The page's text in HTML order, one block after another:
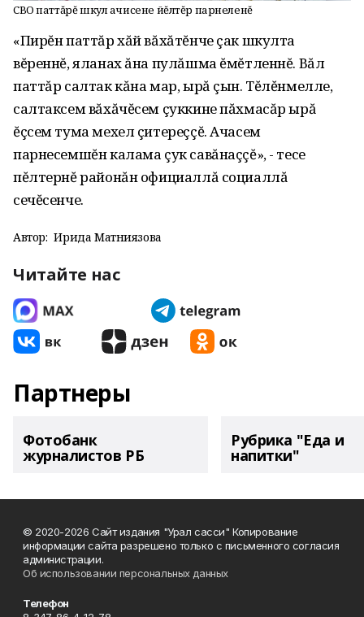
СВО паттăрĕ шкул ачисене йĕлтĕр парнеленĕ
«Пирĕн паттăр хăй вăхăтĕнче çак шкулта
вĕреннĕ, яланах ăна пулăшма ĕмĕтленнĕ. Вăл
паттăр салтак кăна мар, ырă çын. Тĕлĕнмелле,
салтаксем вăхăчĕсем çуккине пăхмасăр ырă
ĕçсем тума мехел çитереççĕ. Ачасем
парнесемшĕн калама çук савăнаççĕ», - тесе
пĕлтернĕ районăн официаллă социаллă
сечĕсенче.
Автор: Ирида Матниязова
Читайте нас
Партнеры
Фотобанк
журналистов РБ
Рубрика "Еда и
напитки"
© 2020-2026 Сайт издания "Урал сасси" Копирование
информации сайта разрешено только с письменного согласия
администрации.
Об использовании персональных данных
Телефон